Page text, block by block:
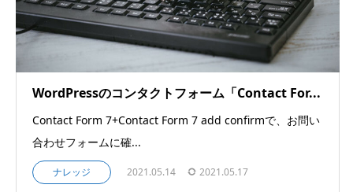
WordPressのコンタクトフォーム「Contact For...
Contact Form 7+Contact Form 7 add confirmで、お問い
合わせフォームに確...
ナレッジ 2021.05.14 2021.05.17